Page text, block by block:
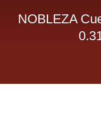
NOBLEZA